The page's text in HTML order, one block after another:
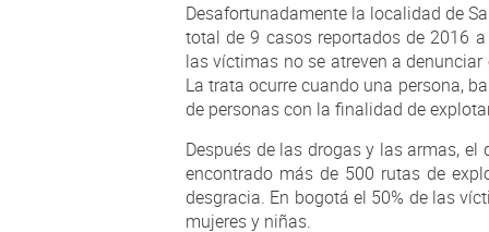
Desafortunadamente la localidad de
total de 9 casos reportados de 2016
las víctimas no se atreven a
La trata ocurre cuando una persona,
de personas con la finalidad de
Después de las drogas y las armas,
encontrado más de 500 rutas de
desgracia. En bogotá el 50% de las
mujeres y niñas.